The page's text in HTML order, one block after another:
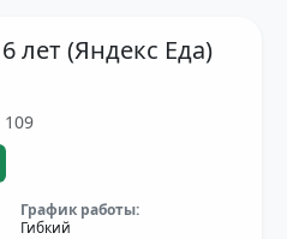
лет (Яндекс Еда)
График работы:
Гибкий